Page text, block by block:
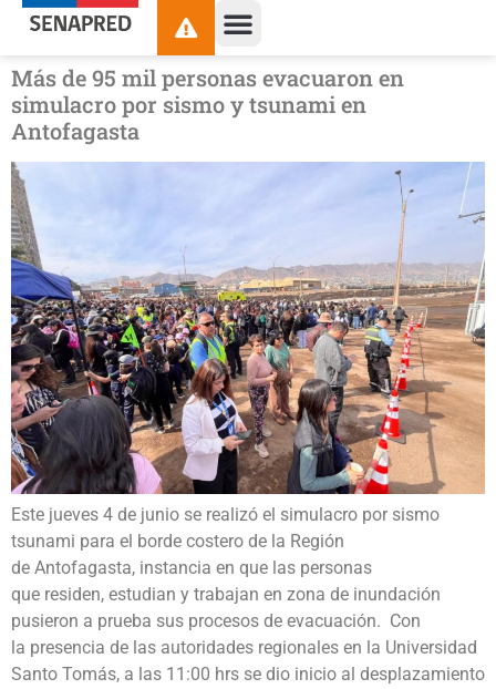
contenido
Más de 95 mil personas evacuaron en
simulacro por sismo y tsunami en
Antofagasta
Este jueves 4 de junio se realizó el simulacro por sismo
tsunami para el borde costero de la Región
de Antofagasta, instancia en que las personas
que residen, estudian y trabajan en zona de inundación
pusieron a prueba sus procesos de evacuación. Con
la presencia de las autoridades regionales en la Universidad
Santo Tomás, a las 11:00 hrs se dio inicio al desplazamiento